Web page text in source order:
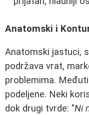
Anatomski i
Anatomski jastuci,
podržava vrat,
problemima.
podeljene. Neki
dok drugi tvrde: "Ni